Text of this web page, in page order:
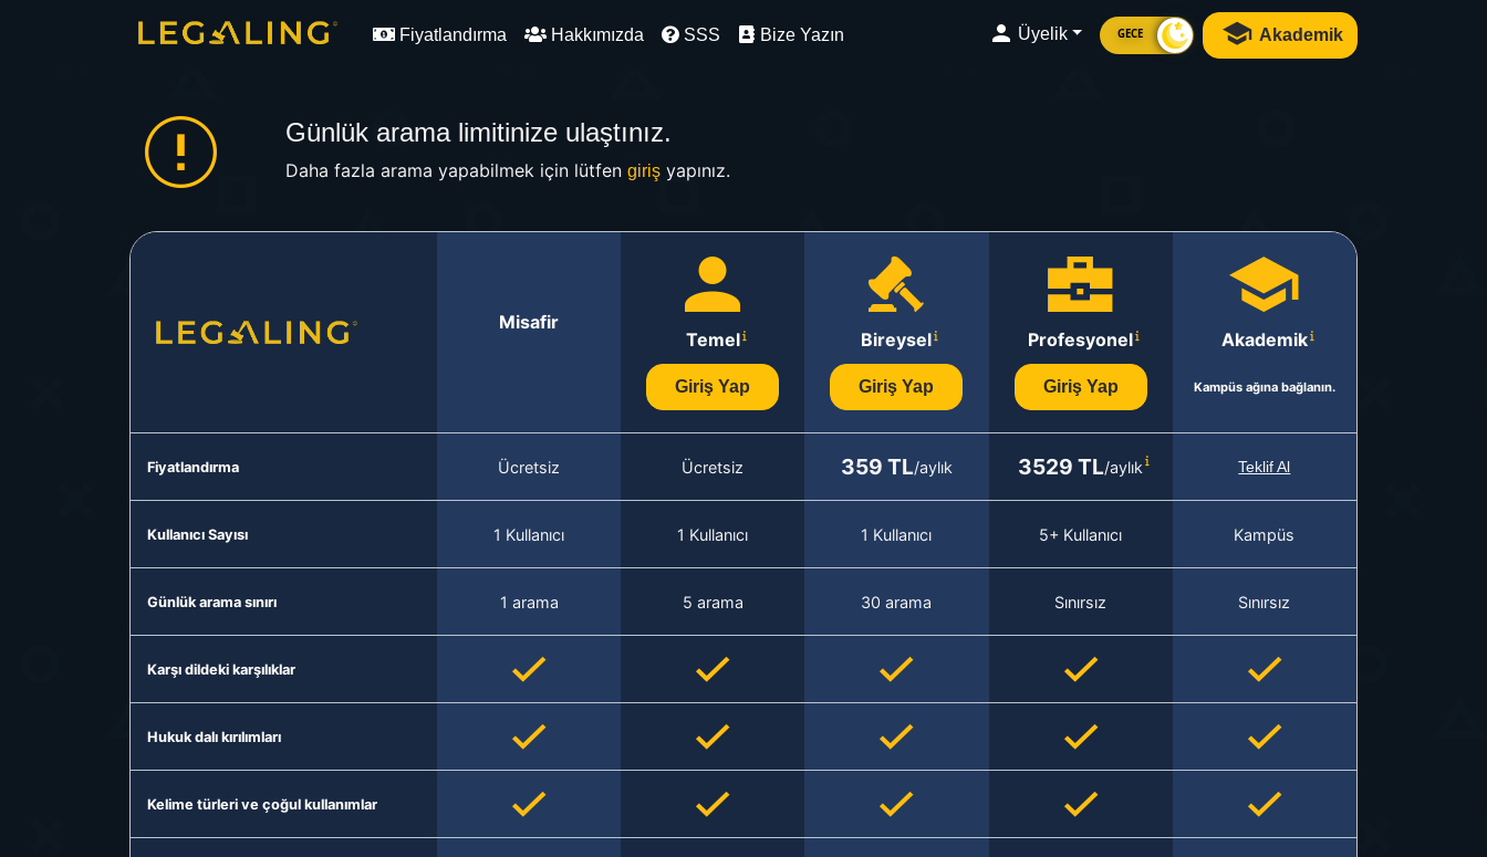
Fiyatlandırma Hakkımızda SSS Bize Yazın Üyelik GECE Akademik
Günlük arama limitinize ulaştınız.
Daha fazla arama yapabilmek için lütfen girişyapınız.
Misafir
Temel
Giriş Yap
Bireysel
Giriş Yap
Profesyonel
Giriş Yap
Akademik
Kampüs ağına bağlanın.
Fiyatlandırma Ücretsiz Ücretsiz 359 TL/aylık 3529 TL/aylık Teklif Al
Kullanıcı Sayısı 1 Kullanıcı 1 Kullanıcı 1 Kullanıcı 5+ Kullanıcı Kampüs
Günlük arama sınırı 1 arama 5 arama 30 arama Sınırsız Sınırsız
Karşı dildeki karşılıklar
Hukuk dalı kırılımları
Kelime türleri ve çoğul kullanımlar